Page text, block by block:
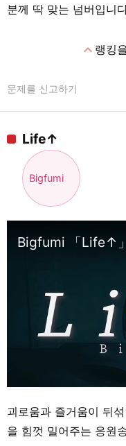
분께 딱 맞는 넘버입니
expand_less랭킹
문제를 신고하기
Life↑
Bigfumi
Bigfumi 「Life↑
괴로움과 즐거움이 뒤
을 힘껏 밀어주는 응원